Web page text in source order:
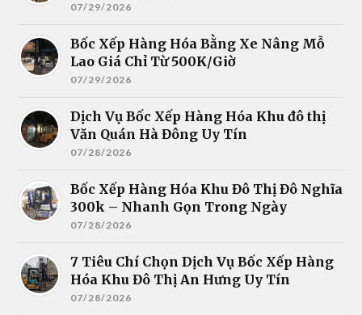
07/29/2026
Bốc Xếp Hàng Hóa Bằng Xe Nâng Mỗ
Lao Giá Chỉ Từ 500K/Giờ
07/29/2026
Dịch Vụ Bốc Xếp Hàng Hóa Khu đô thị
Văn Quán Hà Đông Uy Tín
07/28/2026
Bốc Xếp Hàng Hóa Khu Đô Thị Đô Nghĩa
300k – Nhanh Gọn Trong Ngày
07/28/2026
7 Tiêu Chí Chọn Dịch Vụ Bốc Xếp Hàng
Hóa Khu Đô Thị An Hưng Uy Tín
07/28/2026